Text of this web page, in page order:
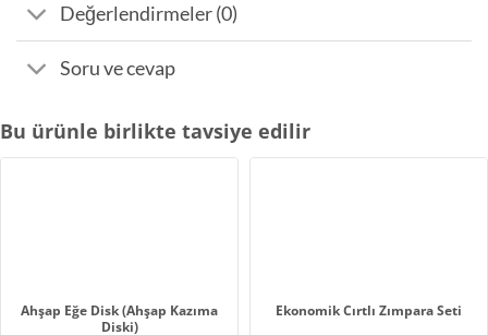
Değerlendirmeler (0)
Soru ve cevap
Bu ürünle birlikte tavsiye edilir
Ahşap Eğe Disk (Ahşap Kazıma
Diski)
Ekonomik Cırtlı Zımpara Seti